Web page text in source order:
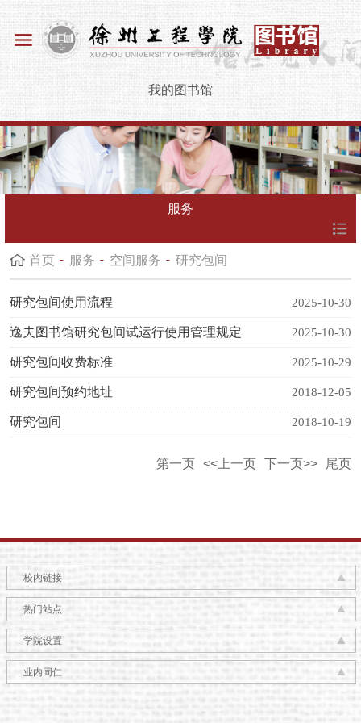
我的图书馆
服务
首页 服务 空间服务 研究包间
研究包间使用流程 2025-10-30
逸夫图书馆研究包间试运行使用管理规定 2025-10-30
研究包间收费标准 2025-10-29
研究包间预约地址 2018-12-05
研究包间 2018-10-19
第一页 <<上一页 下一页>> 尾页
校内链接
热门站点
学院设置
业内同仁